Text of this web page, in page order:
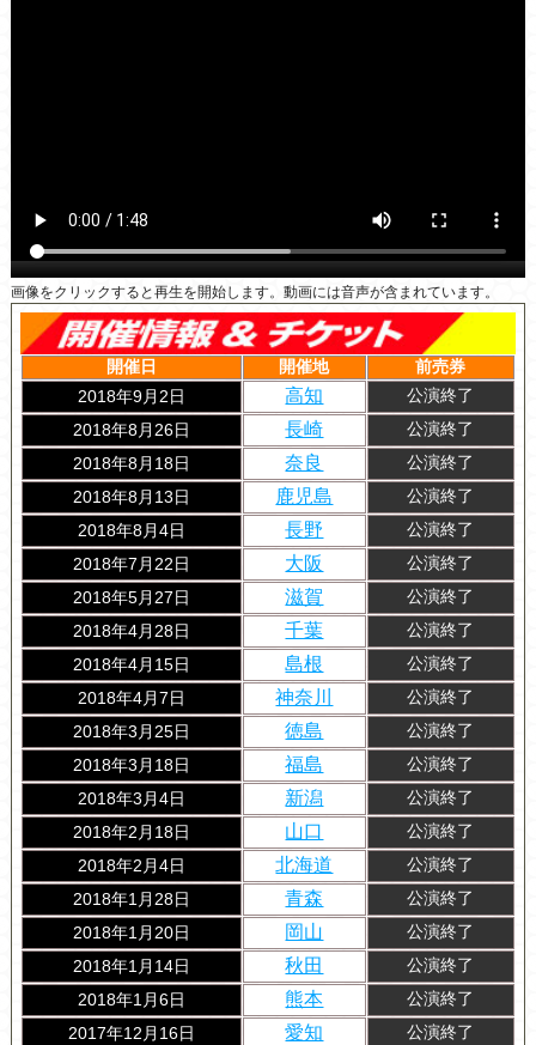
画像をクリックすると再生を開始します。動画には音声が含まれています。
開催日 開催地 前売券
2018年9月2日 高知 公演終了
2018年8月26日 長崎 公演終了
2018年8月18日 奈良 公演終了
2018年8月13日 鹿児島 公演終了
2018年8月4日 長野 公演終了
2018年7月22日 大阪 公演終了
2018年5月27日 滋賀 公演終了
2018年4月28日 千葉 公演終了
2018年4月15日 島根 公演終了
2018年4月7日 神奈川 公演終了
2018年3月25日 徳島 公演終了
2018年3月18日 福島 公演終了
2018年3月4日 新潟 公演終了
2018年2月18日 山口 公演終了
2018年2月4日 北海道 公演終了
2018年1月28日 青森 公演終了
2018年1月20日 岡山 公演終了
2018年1月14日 秋田 公演終了
2018年1月6日 熊本 公演終了
2017年12月16日 愛知 公演終了